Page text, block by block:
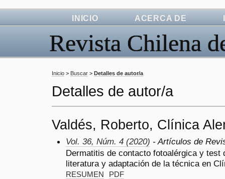
Revista Chilena
INICIO ACERCA DE
Inicio > Buscar > Detalles de autor/a
Detalles de autor/a
Valdés, Roberto, Clínica
Vol. 36, Núm. 4 (2020) - Artículos de
Dermatitis de contacto fotoalérgica y test
literatura y adaptación de la técnica en
RESUMEN PDF